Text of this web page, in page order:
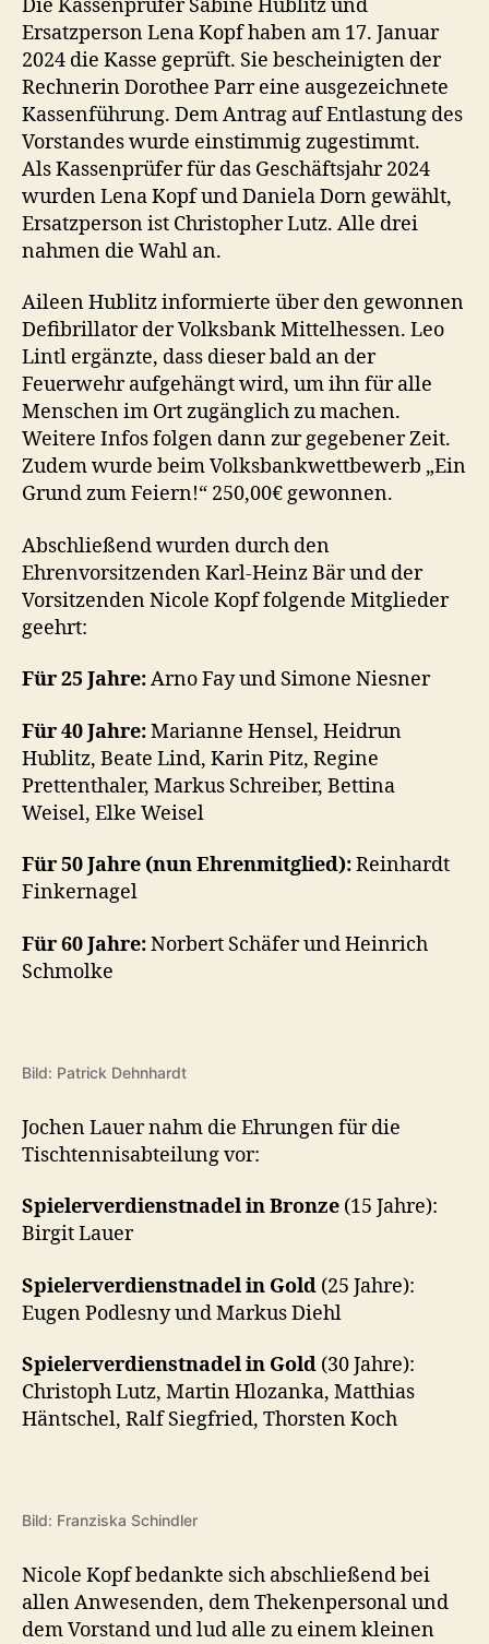
Die Kassenprüfer Sabine Hublitz und
Ersatzperson Lena Kopf haben am 17. Januar
2024 die Kasse geprüft. Sie bescheinigten der
Rechnerin Dorothee Parr eine ausgezeichnete
Kassenführung. Dem Antrag auf Entlastung des
Vorstandes wurde einstimmig zugestimmt.
Als Kassenprüfer für das Geschäftsjahr 2024
wurden Lena Kopf und Daniela Dorn gewählt,
Ersatzperson ist Christopher Lutz. Alle drei
nahmen die Wahl an.
Aileen Hublitz informierte über den gewonnen
Defibrillator der Volksbank Mittelhessen. Leo
Lintl ergänzte, dass dieser bald an der
Feuerwehr aufgehängt wird, um ihn für alle
Menschen im Ort zugänglich zu machen.
Weitere Infos folgen dann zur gegebener Zeit.
Zudem wurde beim Volksbankwettbewerb „Ein
Grund zum Feiern!“ 250,00€ gewonnen.
Abschließend wurden durch den
Ehrenvorsitzenden Karl-Heinz Bär und der
Vorsitzenden Nicole Kopf folgende Mitglieder
geehrt:
Für 25 Jahre:Arno Fay und Simone Niesner
Für 40 Jahre:Marianne Hensel, Heidrun
Hublitz, Beate Lind, Karin Pitz, Regine
Prettenthaler, Markus Schreiber, Bettina
Weisel, Elke Weisel
Für 50 Jahre (nun Ehrenmitglied):Reinhardt
Finkernagel
Für 60 Jahre:Norbert Schäfer und Heinrich
Schmolke
Bild: Patrick Dehnhardt
Jochen Lauer nahm die Ehrungen für die
Tischtennisabteilung vor:
Spielerverdienstnadel in Bronze (15 Jahre):
Birgit Lauer
Spielerverdienstnadel in Gold (25 Jahre):
Eugen Podlesny und Markus Diehl
Spielerverdienstnadel in Gold (30 Jahre):
Christoph Lutz, Martin Hlozanka, Matthias
Häntschel, Ralf Siegfried, Thorsten Koch
Bild: Franziska Schindler
Nicole Kopf bedankte sich abschließend bei
allen Anwesenden, dem Thekenpersonal und
dem Vorstand und lud alle zu einem kleinen